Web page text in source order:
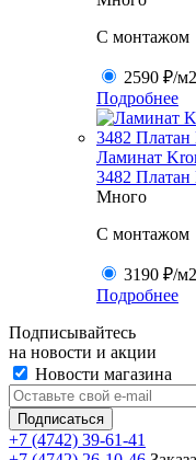
C монтажом
2590 ₽/м2
Подробнее
Ламинат
3482
Много
C монтажом
3190 ₽/м2
Подробнее
Подписывайтесь
на новости и акции
Новости магазина
+7 (4742) 39-61-41